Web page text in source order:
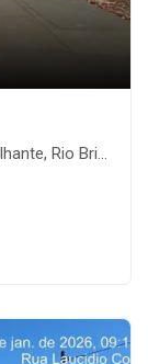
Brilhante-MS